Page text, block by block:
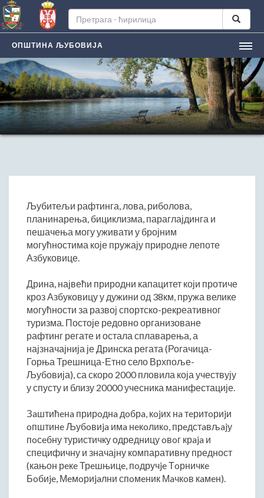
ОПШТИНА ЉУБОВИЈА
НАСЛОВНА
ЉУБОВИЈA
Лична карта града
Историјат
ЛОКАЛНА САМОУПРАВА
Заменик председника
Скупштина општине
Општинско веће
Општинска управа
Начелник Општинске управе
Састави Управних одбора и сталних радних тела
ПРИВРЕДА
Општи и просторни положај подручја општине
Развој и просторни размештај привреде
Пољопривреда
Шумарство
Грађевинарство
Занатство
Саобраћај и везе
Трговинa
Угоститељство и туризам
Љубитељи рафтинга, лова, риболова,
планинарења, бициклизма, параглајдинга и
пешачења могу уживати у бројним
могућностима које пружају природне лепоте
Азбуковице.
Дрина, највећи природни капацитет који протиче
кроз Азбуковицу у дужини од 38км, пружа велике
могућности за развој спортско-рекреативног
туризма. Постоје редовно организоване
рафтинг регате и остала сплаварења, а
најзначајнија је Дринска регата (Рогачица-
Горња Трешница-Етно село Врхпоље-
Љубовија), са скоро 2000 пловила која учествују
у спусту и близу 20000 учесника манифестације.
Зaштићeнa прирoднa дoбрa, кojих нa тeритoриjи
oпштинe Љубoвиja имa нeкoликo, прeдстaвљajу
пoсeбну туристичку одредницу oвoг крaja и
специфичну и значајну компаративну предност
(кањон рeкe Трeшњицe, пoдручje Тoрничкe
Бoбиje, Мeмoриjaлни спoмeник Мaчкoв кaмeн).